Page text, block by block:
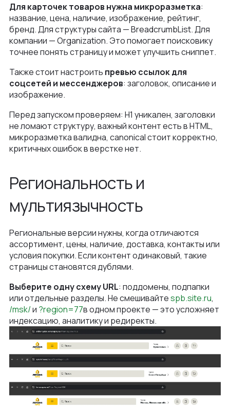
Для карточек товаров нужна микроразметка:
название, цена, наличие, изображение, рейтинг,
бренд. Для структуры сайта — BreadcrumbList. Для
компании — Organization. Это помогает поисковику
точнее понять страницу и может улучшить сниппет.
Также стоит настроить превью ссылок для
соцсетей и мессенджеров: заголовок, описание и
изображение.
Перед запуском проверяем: H1 уникален, заголовки
не ломают структуру, важный контент есть в HTML,
микроразметка валидна, canonical стоит корректно,
критичных ошибок в верстке нет.
Региональность и
мультиязычность
Региональные версии нужны, когда отличаются
ассортимент, цены, наличие, доставка, контакты или
условия покупки. Если контент одинаковый, такие
страницы становятся дублями.
Выберите одну схему URL: поддомены, подпапки
или отдельные разделы. Не смешивайтеspb.site.ru,
/msk/и ?region=77в одном проекте — это усложняет
индексацию, аналитику и редиректы.